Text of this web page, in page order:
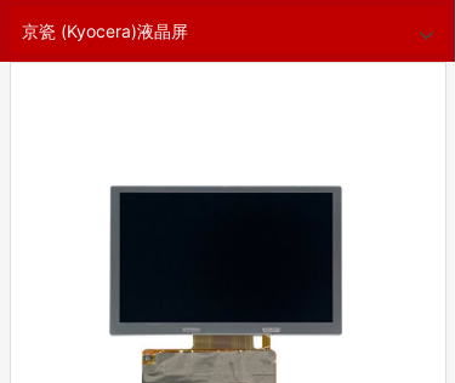
联系我
京瓷 (Kyocera)液晶屏